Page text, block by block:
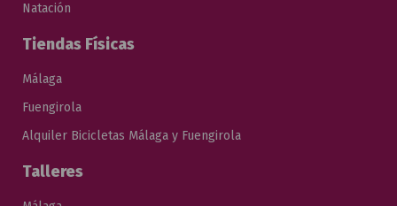
Natación
Tiendas Físicas
Málaga
Fuengirola
Alquiler Bicicletas Málaga y Fuengirola
Talleres